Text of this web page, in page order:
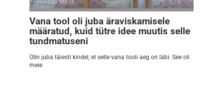
Huvitav teada 0
Vana tool oli juba äraviskamisele
määratud, kuid tütre idee muutis selle
tundmatuseni
Olin juba täiesti kindel, et selle vana tooli aeg on läbi. See oli
meie